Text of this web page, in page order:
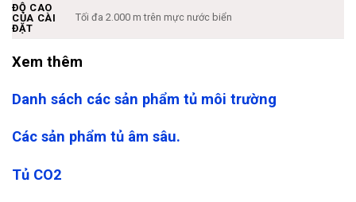
ĐỘ CAO
CỦA CÀI
ĐẶT
Tối đa 2.000 m trên mực nước biển
Xem thêm
Danh sách các sản phẩm tủ môi trường
Các sản phẩm tủ âm sâu.
Tủ CO2